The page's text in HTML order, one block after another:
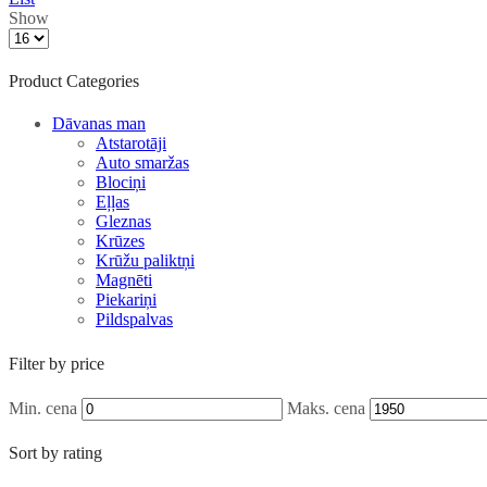
Show
Product Categories
Dāvanas man
Atstarotāji
Auto smaržas
Blociņi
Eļļas
Gleznas
Krūzes
Krūžu paliktņi
Magnēti
Piekariņi
Pildspalvas
T-Krekli
Vērtību actiņas
Grāmatas
Attiecībām
Filter by price
Min. cena Maks. cena
Sort by rating